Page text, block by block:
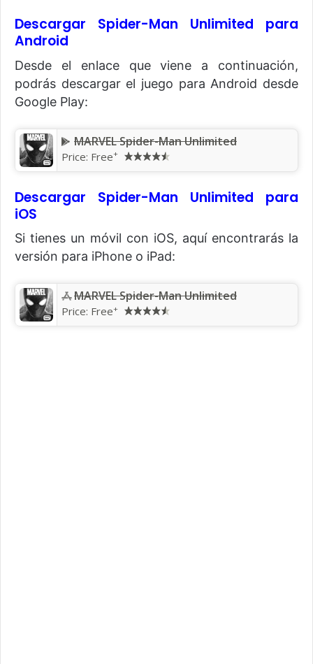
Descargar Spider-Man Unlimited para
Android
Desde el enlace que viene a continuación,
podrás descargar el juego para Android desde
Google Play:
MARVEL Spider-Man Unlimited
Price: Free+
Descargar Spider-Man Unlimited para
iOS
Si tienes un móvil con iOS, aquí encontrarás la
versión para iPhone o iPad:
MARVEL Spider-Man Unlimited
Price: Free+